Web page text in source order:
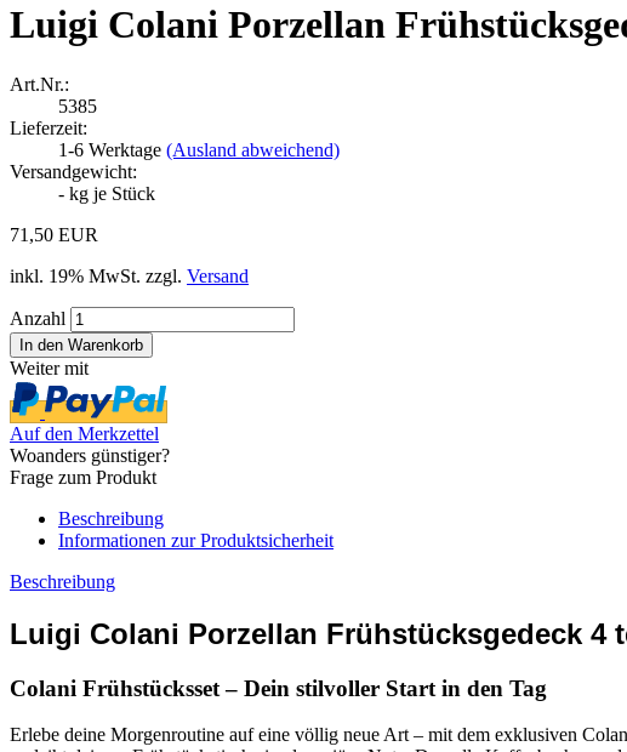
Luigi Colani Porzellan
Art.Nr.:
5385
Lieferzeit:
1-6 Werktage (Ausland abweichend)
Versandgewicht:
- kg je Stück
71,50 EUR
inkl. 19% MwSt. zzgl. Versand
Anzahl
Weiter mit
Auf den Merkzettel
Woanders günstiger?
Frage zum Produkt
Beschreibung
Informationen zur Produktsicherheit
Beschreibung
Luigi Colani Porzellan Frühstücksgedeck 4
Colani Frühstücksset – Dein stilvoller Start in den Tag
Erlebe deine Morgenroutine auf eine völlig neue Art – mit dem exklusiven